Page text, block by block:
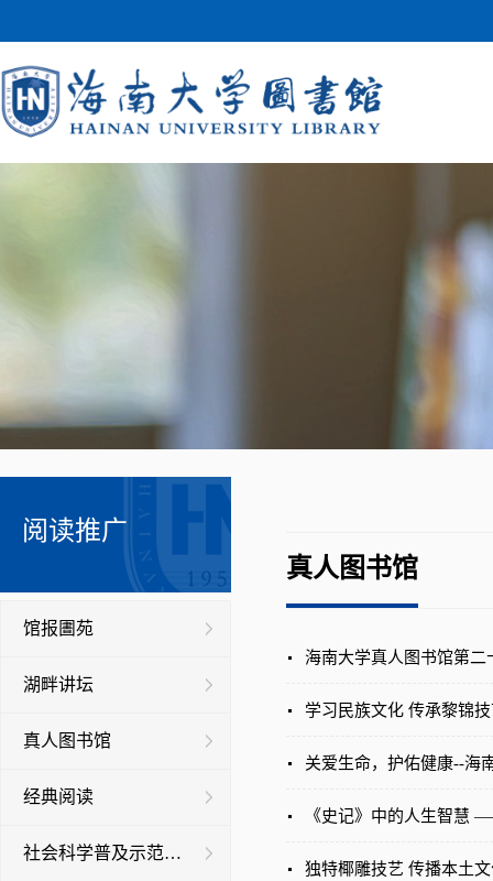
阅读推广
馆报圕苑
湖畔讲坛
真人图书馆
经典阅读
社会科学普及示范基地
真人图书馆
海南大学真人图书馆第
学习民族文化 传承黎锦
关爱生命，护佑健康--海
《史记》中的人生智慧
独特椰雕技艺 传播本土